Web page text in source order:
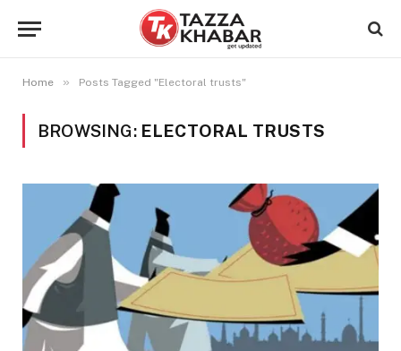
Home » Posts Tagged "Electoral trusts"
BROWSING: ELECTORAL TRUSTS